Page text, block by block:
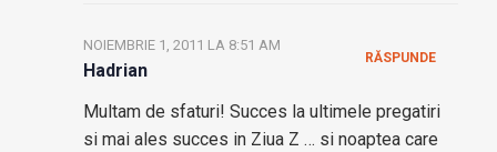
Hadrian
NOIEMBRIE 1, 2011 LA 8:51 AM
Multam de sfaturi! Succes la ultimele pregatiri
si mai ales succes in Ziua Z … si noaptea care
RĂSPUNDE